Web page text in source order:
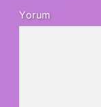
Yorum